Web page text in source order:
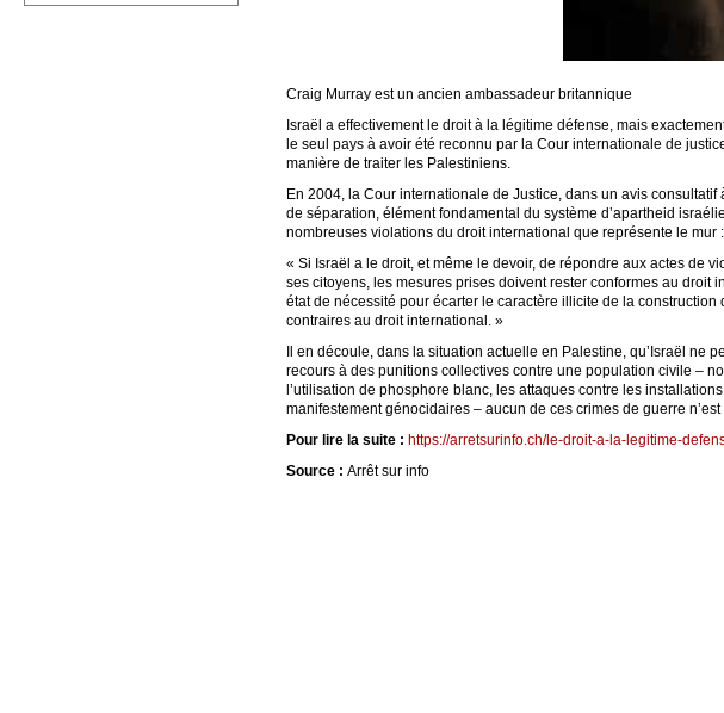
Craig Murray est un ancien ambassadeur britannique
Israël a effectivement le droit à la légitime défense, mais
le seul pays à avoir été reconnu par la Cour internationale de
manière de traiter les Palestiniens.
En 2004, la Cour internationale de Justice, dans un avis
de séparation, élément fondamental du système d’apartheid
nombreuses violations du droit international que représente le mur :
« Si Israël a le droit, et même le devoir, de répondre aux actes de
ses citoyens, les mesures prises doivent rester conformes au droit
état de nécessité pour écarter le caractère illicite de la
contraires au droit international. »
Il en découle, dans la situation actuelle en Palestine, qu’Israël
recours à des punitions collectives contre une population civile –
l’utilisation de phosphore blanc, les attaques contre les
manifestement génocidaires – aucun de ces crimes de guerre
Pour lire la suite : https://arretsurinfo.ch/le-droit-a-la-legitime-
Source : Arrêt sur info